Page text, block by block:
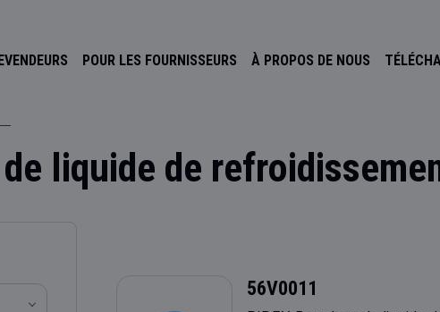
POUR LES FOURNISSEURS À PROPOS DE NOUS
liquide de
56V0011